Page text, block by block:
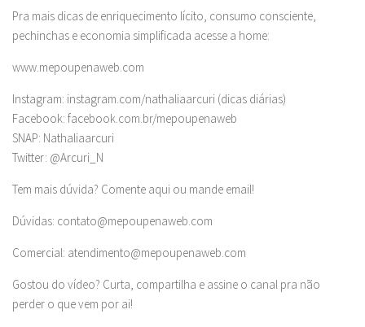
Pra mais dicas de enriquecimento lícito, consumo consciente,
pechinchas e economia simplificada acesse a home:
www.mepoupenaweb.com
Instagram: instagram.com/nathaliaarcuri (dicas diárias)
Facebook: facebook.com.br/mepoupenaweb
SNAP: Nathaliaarcuri
Twitter: @Arcuri_N
Tem mais dúvida? Comente aqui ou mande email!
Dúvidas: contato@mepoupenaweb.com
Comercial: atendimento@mepoupenaweb.com
Gostou do vídeo? Curta, compartilha e assine o canal pra não
perder o que vem por ai!